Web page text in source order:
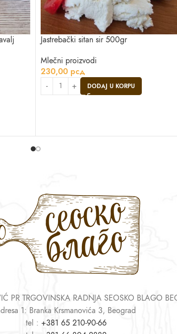
Jastrebački sitan sir 500gr
Mlečni proizvodi
230,00 рсд
DODAJ U KORPU
PR TRGOVINSKA RADNJA SEOSKO BLAGO
1: Branka Krsmanovića 3, Beograd
tel : +381 65 210-90-66